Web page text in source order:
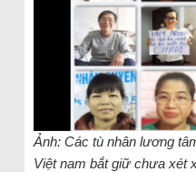
Ảnh: Các tù nhân lương
Việt nam bắt giữ chưa xét